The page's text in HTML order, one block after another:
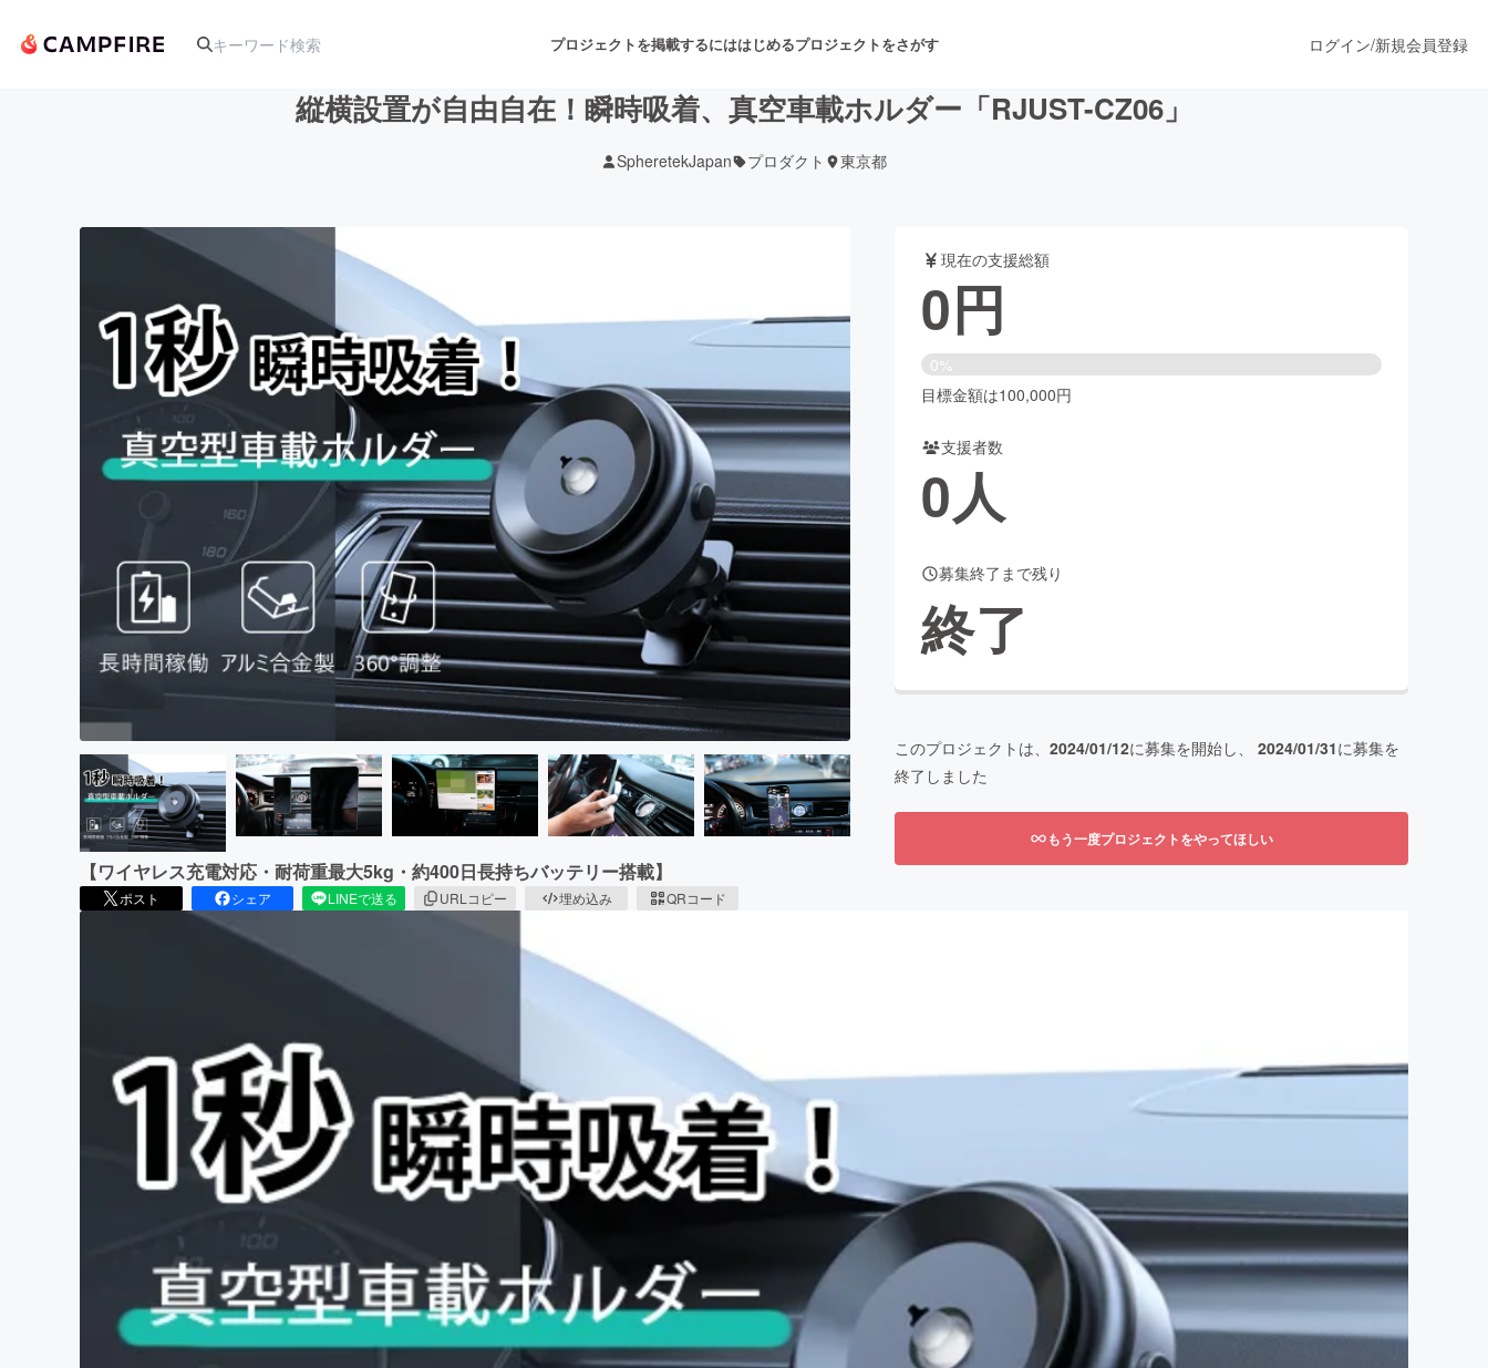
プロジェクトを掲載するにははじめるプロジェクトをさがす
アート・写真 舞台・パフォーマンス
テクノロジー・ガジェット ゲーム・サービス開発
映像・映画 書籍・雑誌出版 アニメ・漫画
ビジネス・起業 チャレンジ ビューティー・ヘルスケア
まちづくり・地域活性化
CAMPFIRE for Social GoodCAMPFIRE Creation
CAMPFIREふるさと納税machi-yaコミュニティ
ログイン/新規会員登録
縦横設置が自由自在！瞬時吸着、真空車載ホルダー「RJUST-CZ06」
SpheretekJapan プロダクト 東京都
【ワイヤレス充電対応・耐荷重最大5kg・約400日長持ちバッテリー搭載】
ポスト シェア LINEで送る URLコピー 埋め込み QRコード
現在の支援総額
0円
0%
目標金額は100,000円
支援者数
0人
募集終了まで残り
終了
このプロジェクトは、 2024/01/12に募集を開始し、 2024/01/31に募集を
終了しました
もう一度プロジェクトをやってほしい